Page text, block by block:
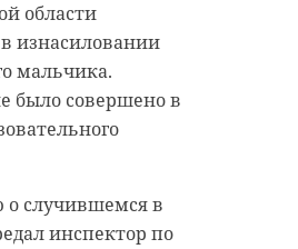
области
изнасиловании
мальчика.
было совершено в
случившемся в
инспектор по